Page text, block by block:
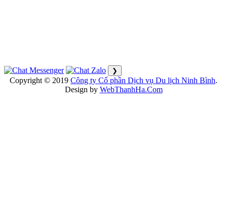
❯
Copyright © 2019 Công ty Cổ phần Dịch vụ Du lịch Ninh Bình.
Design by WebThanhHa.Com